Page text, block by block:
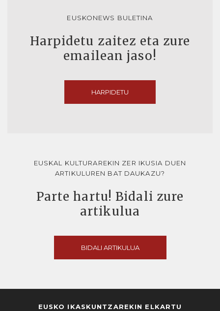
EUSKONEWS BULETINA
Harpidetu zaitez eta zure
emailean jaso!
HARPIDETU
EUSKAL KULTURAREKIN ZER IKUSIA DUEN
ARTIKULUREN BAT DAUKAZU?
Parte hartu! Bidali zure
artikulua
BIDALI ARTIKULUA
EUSKO IKASKUNTZAREKIN ELKARTU